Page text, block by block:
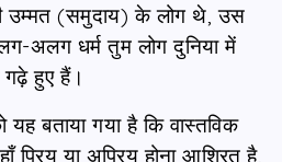
उम्मत (समुदाय) के लोग थे, उस
अलग धर्म तुम लोग दुनिया में
हुए हैं।
यह बताया गया है कि वास्तविक
या अप्रिय होना आश्रित है,